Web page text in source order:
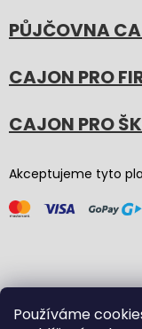
Používáme
PŮJČOVNA
CAJON PRO
CAJON PRO
Akceptujeme tyto
Vytvořil